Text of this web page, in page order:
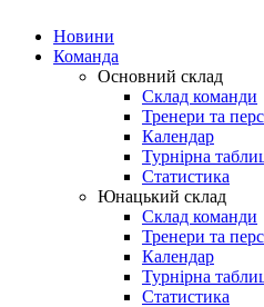
Новини
Команда
Основний склад
Склад команди
Тренери та
Календар
Турнірна
Статистика
Юнацький склад
Склад команди
Тренери та
Календар
Турнірна
Статистика